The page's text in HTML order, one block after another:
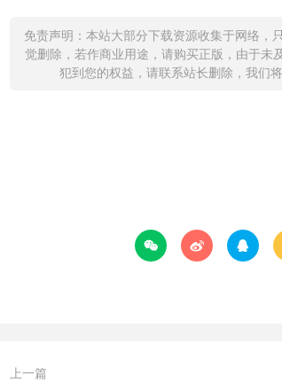
免责声明：本站大部分下载资源收集于网络，
觉删除，若作商业用途，请购买正版，由于未
犯到您的权益，请联系站长删除，我们
  
上一篇